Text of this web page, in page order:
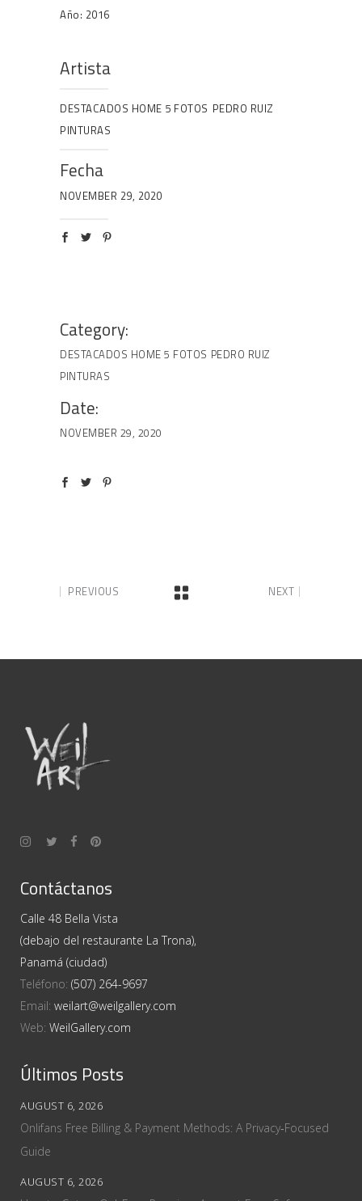
Año: 2016
Artista
DESTACADOS HOME 5 FOTOS PEDRO RUIZ
PINTURAS
Fecha
NOVEMBER 29, 2020
Category:
DESTACADOS HOME 5 FOTOS PEDRO RUIZ
PINTURAS
Date:
NOVEMBER 29, 2020
PREVIOUS NEXT
Contáctanos
Calle 48 Bella Vista
(debajo del restaurante La Trona),
Panamá (ciudad)
Teléfono: (507) 264-9697
Email: weilart@weilgallery.com
Web: WeilGallery.com
Últimos Posts
AUGUST 6, 2026
Onlifans Free Billing & Payment Methods: A Privacy‑Focused
Guide
AUGUST 6, 2026